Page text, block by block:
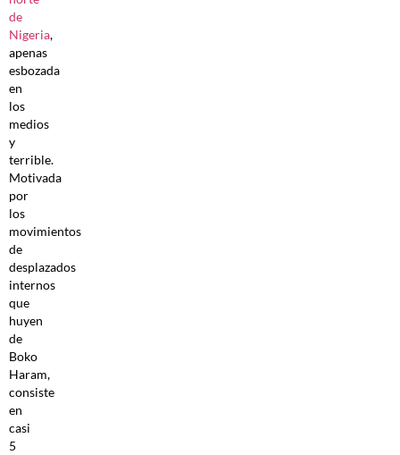
de
Nigeria,
apenas
esbozada
en
los
medios
y
terrible.
Motivada
por
los
movimientos
de
desplazados
internos
que
huyen
de
Boko
Haram,
consiste
en
casi
5